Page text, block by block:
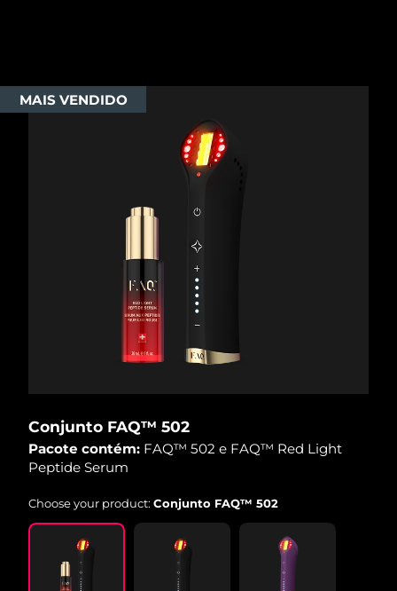
MAIS VENDIDO
Conjunto FAQ™ 502
Pacote contém: FAQ™ 502 e FAQ™ Red Light
Peptide Serum
Choose your product:Conjunto FAQ™ 502